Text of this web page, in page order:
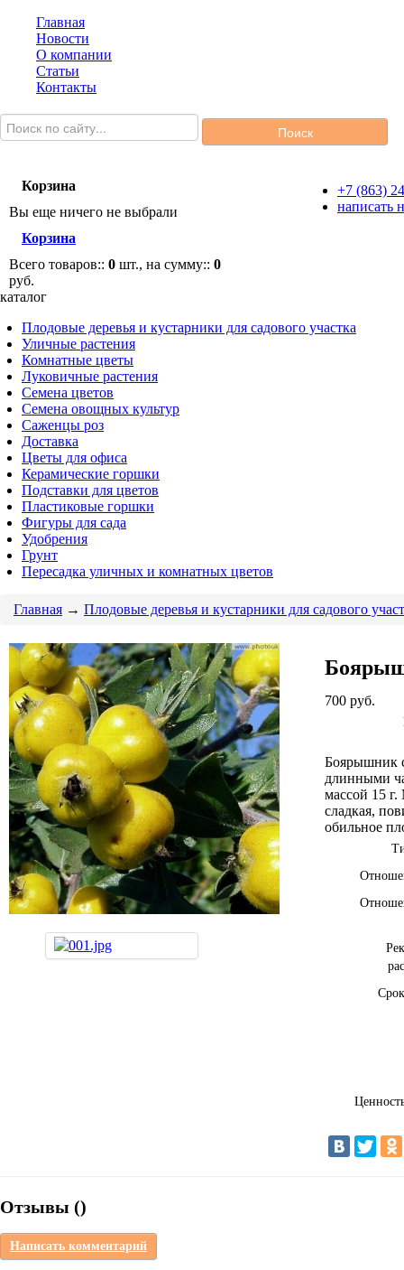
Главная
Новости
О компании
Статьи
Контакты
Корзина
Вы еще ничего не выбрали
Корзина
Всего товаров:: 0 шт., на сумму:: 0
руб.
+7 (863)
написать
каталог
Плодовые деревья и кустарники для садового участка
Уличные растения
Комнатные цветы
Луковичные растения
Семена цветов
Семена овощных культур
Саженцы роз
Доставка
Цветы для офиса
Керамические горшки
Подставки для цветов
Пластиковые горшки
Фигуры для сада
Удобрения
Грунт
Пересадка уличных и комнатных цветов
Главная → Плодовые деревья и кустарники для садового
700 руб.
Боярышник
длинными
массой 15 г.
сладкая,
обильное
Отзывы ()
Написать комментарий